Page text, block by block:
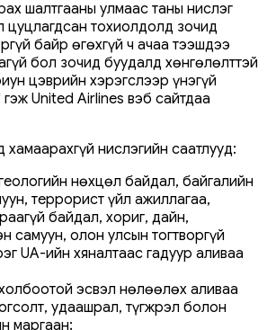
шалтгааны улмаас таны нислэг
цуцлагдсан тохиолдолд зочид
байр өгөхгүй ч ачаа тээшдээ
бол зочид буудалд хөнгөлөлттэй
цэврийн хэрэгслээр үнэгүй
United Airlines вэб сайтдаа
нислэгийн саатлууд:
нөхцөл байдал, байгалийн
террорист үйл ажиллагаа,
байдал, хориг, дайн,
самуун, олон улсын тогтворгүй
UA-ийн хяналтаас гадуур аливаа
эсвэл нөлөөлөх аливаа
удаашрал, түгжрэл болон
маргаан;